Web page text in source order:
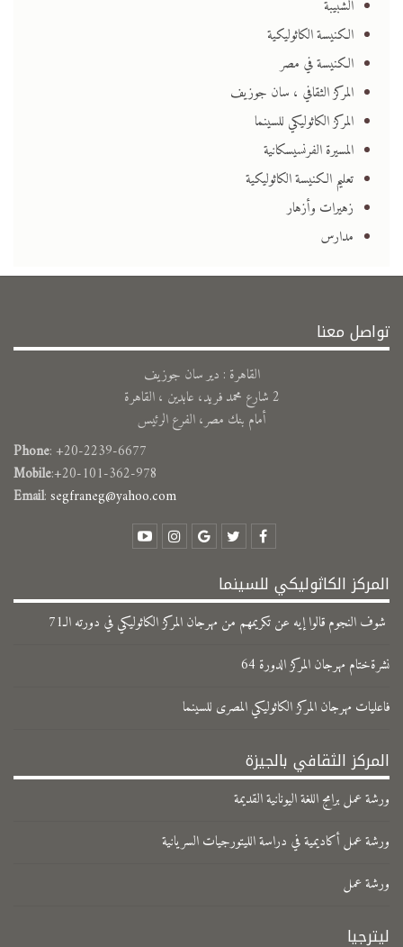
الشبيبة
الكنيسة الكاثوليكية
الكنيسة في مصر
المركز الثقافي ، سان جوزيف
المركز الكاثوليكي للسينما
المسيرة الفرنسيسكانية
تعليم الكنيسة الكاثوليكية
زهيرات وأزهار
مدارس
تواصل معنا
القاهرة : دير سان جوزيف
2 شارع محمد فريد، عابدين ، القاهرة
أمام بنك مصر، الفرع الرئيس
Phone: +20-2239-6677
Mobile:+20-101-362-978
Email:segfraneg@yahoo.com
المركز الكاثوليكي للسينما
شوف النجوم قالوا إيه عن تكريمهم من مهرجان المركز الكاثوليكي في دورته الـ71
نشرةختام مهرجان المركز الدورة 64
فاعليات مهرجان المركز الكاثوليكي المصرى للسينما
المركز الثقافي بالجيزة
ورشة عمل برامج اللغة اليونانية القديمة
ورشة عمل أكاديمية في دراسة الليتورجيات السريانية
ورشة عمل
ليترجيا